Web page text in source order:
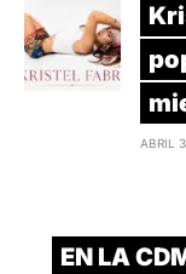
ABRIL
EN LA